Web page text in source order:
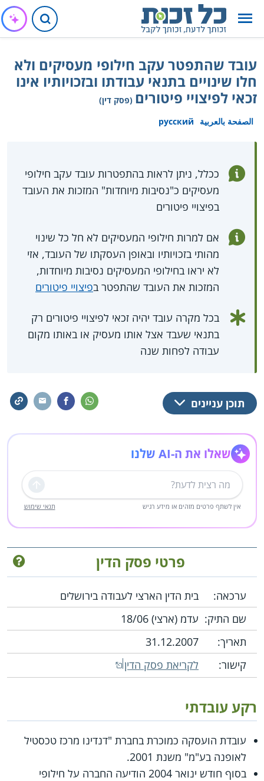
עובד שהתפטר עקב חילופי מעסיקים ולא
חלו שינויים בתנאי עבודתו ובזכויותיו אינו
זכאי לפיצויי פיטורים (פסק דין)
الصفحة بالعربية
русский
ככלל, ניתן לראות בהתפטרות עובד עקב חילופי
מעסיקים כ"נסיבות מיוחדות" המזכות את העובד
בפיצויי פיטורים
אם למרות חילופי המעסיקים לא חל כל שינוי
מהותי בזכויותיו ובאופן העסקתו של העובד, אזי
לא יראו בחילופי המעסיקים נסיבות מיוחדות,
המזכות את העובד שהתפטר בפיצויי פיטורים
בכל מקרה עובד יהיה זכאי לפיצויי פיטורים רק
בתנאי שעבד אצל אותו מעסיק או באותו מקום
עבודה לפחות שנה
תוכן עניינים
שאלו את ה-AI שלנו
שליחה
אין לשתף פרטים מזהים או מידע רגיש תנאי שימוש
פרטי פסק הדין
ערכאה:
בית הדין הארצי לעבודה בירושלים
שם התיק: עדמ (ארצי) 18/06
תאריך:
31.12.2007
קישור:
לקריאת פסק הדין
רקע עובדתי
עובדת הועסקה כמוכרת בחברת "דנדינו מרכז טכסטיל
לאופנה בע"מ" משנת 2001.
בסוף חודש ינואר 2004 הודיעה החברה על חילופי